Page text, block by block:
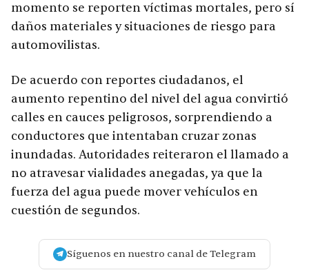
momento se reporten víctimas mortales, pero sí
daños materiales y situaciones de riesgo para
automovilistas.
De acuerdo con reportes ciudadanos, el
aumento repentino del nivel del agua convirtió
calles en cauces peligrosos, sorprendiendo a
conductores que intentaban cruzar zonas
inundadas. Autoridades reiteraron el llamado a
no atravesar vialidades anegadas, ya que la
fuerza del agua puede mover vehículos en
cuestión de segundos.
Síguenos en nuestro canal de Telegram